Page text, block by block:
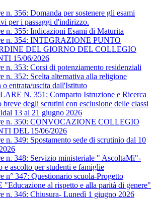
n. 356: Domanda per sostenere gli esami
per i passaggi d'indirizzo.
n. 355: Indicazioni Esami di Maturita
n. 354: INTEGRAZIONE PUNTO
DEL GIORNO DEL COLLEGIO
15/06/2026
n. 353: Corsi di potenziamento residenziali
n. 352: Scelta alternativa alla religione
o entrata/uscita dall'Istituto
N. 351: Comparto Istruzione e Ricerca_
breve degli scrutini con esclusione delle classi
13 al 21 giugno 2026
n. 350: CONVOCAZIONE COLLEGIO
DEL 15/06/2026
n. 349: Spostamento sede di scrutinio dal 10
n. 348: Servizio ministeriale " AscoltaMi"-
e ascolto per studenti e famiglie
n° 347: Questionario scuola-Progetto
al rispetto e alla parità di genere"
n. 346: Chiusura- Lunedì 1 giugno 2026